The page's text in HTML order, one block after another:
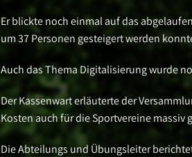
Er blickte noch einmal auf das
um 37 Personen gesteigert werden
Auch das Thema Digitalisierung wurde
Der Kassenwart erläuterte der
Kosten auch für die Sportvereine massiv
Die Abteilungs und Übungsleiter